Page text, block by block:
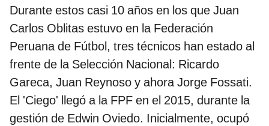
Durante estos casi 10 años en los que Juan
Carlos Oblitas estuvo en la Federación
Peruana de Fútbol, tres técnicos han estado al
frente de la Selección Nacional: Ricardo
Gareca, Juan Reynoso y ahora Jorge Fossati.
El 'Ciego' llegó a la FPF en el 2015, durante la
gestión de Edwin Oviedo. Inicialmente, ocupó